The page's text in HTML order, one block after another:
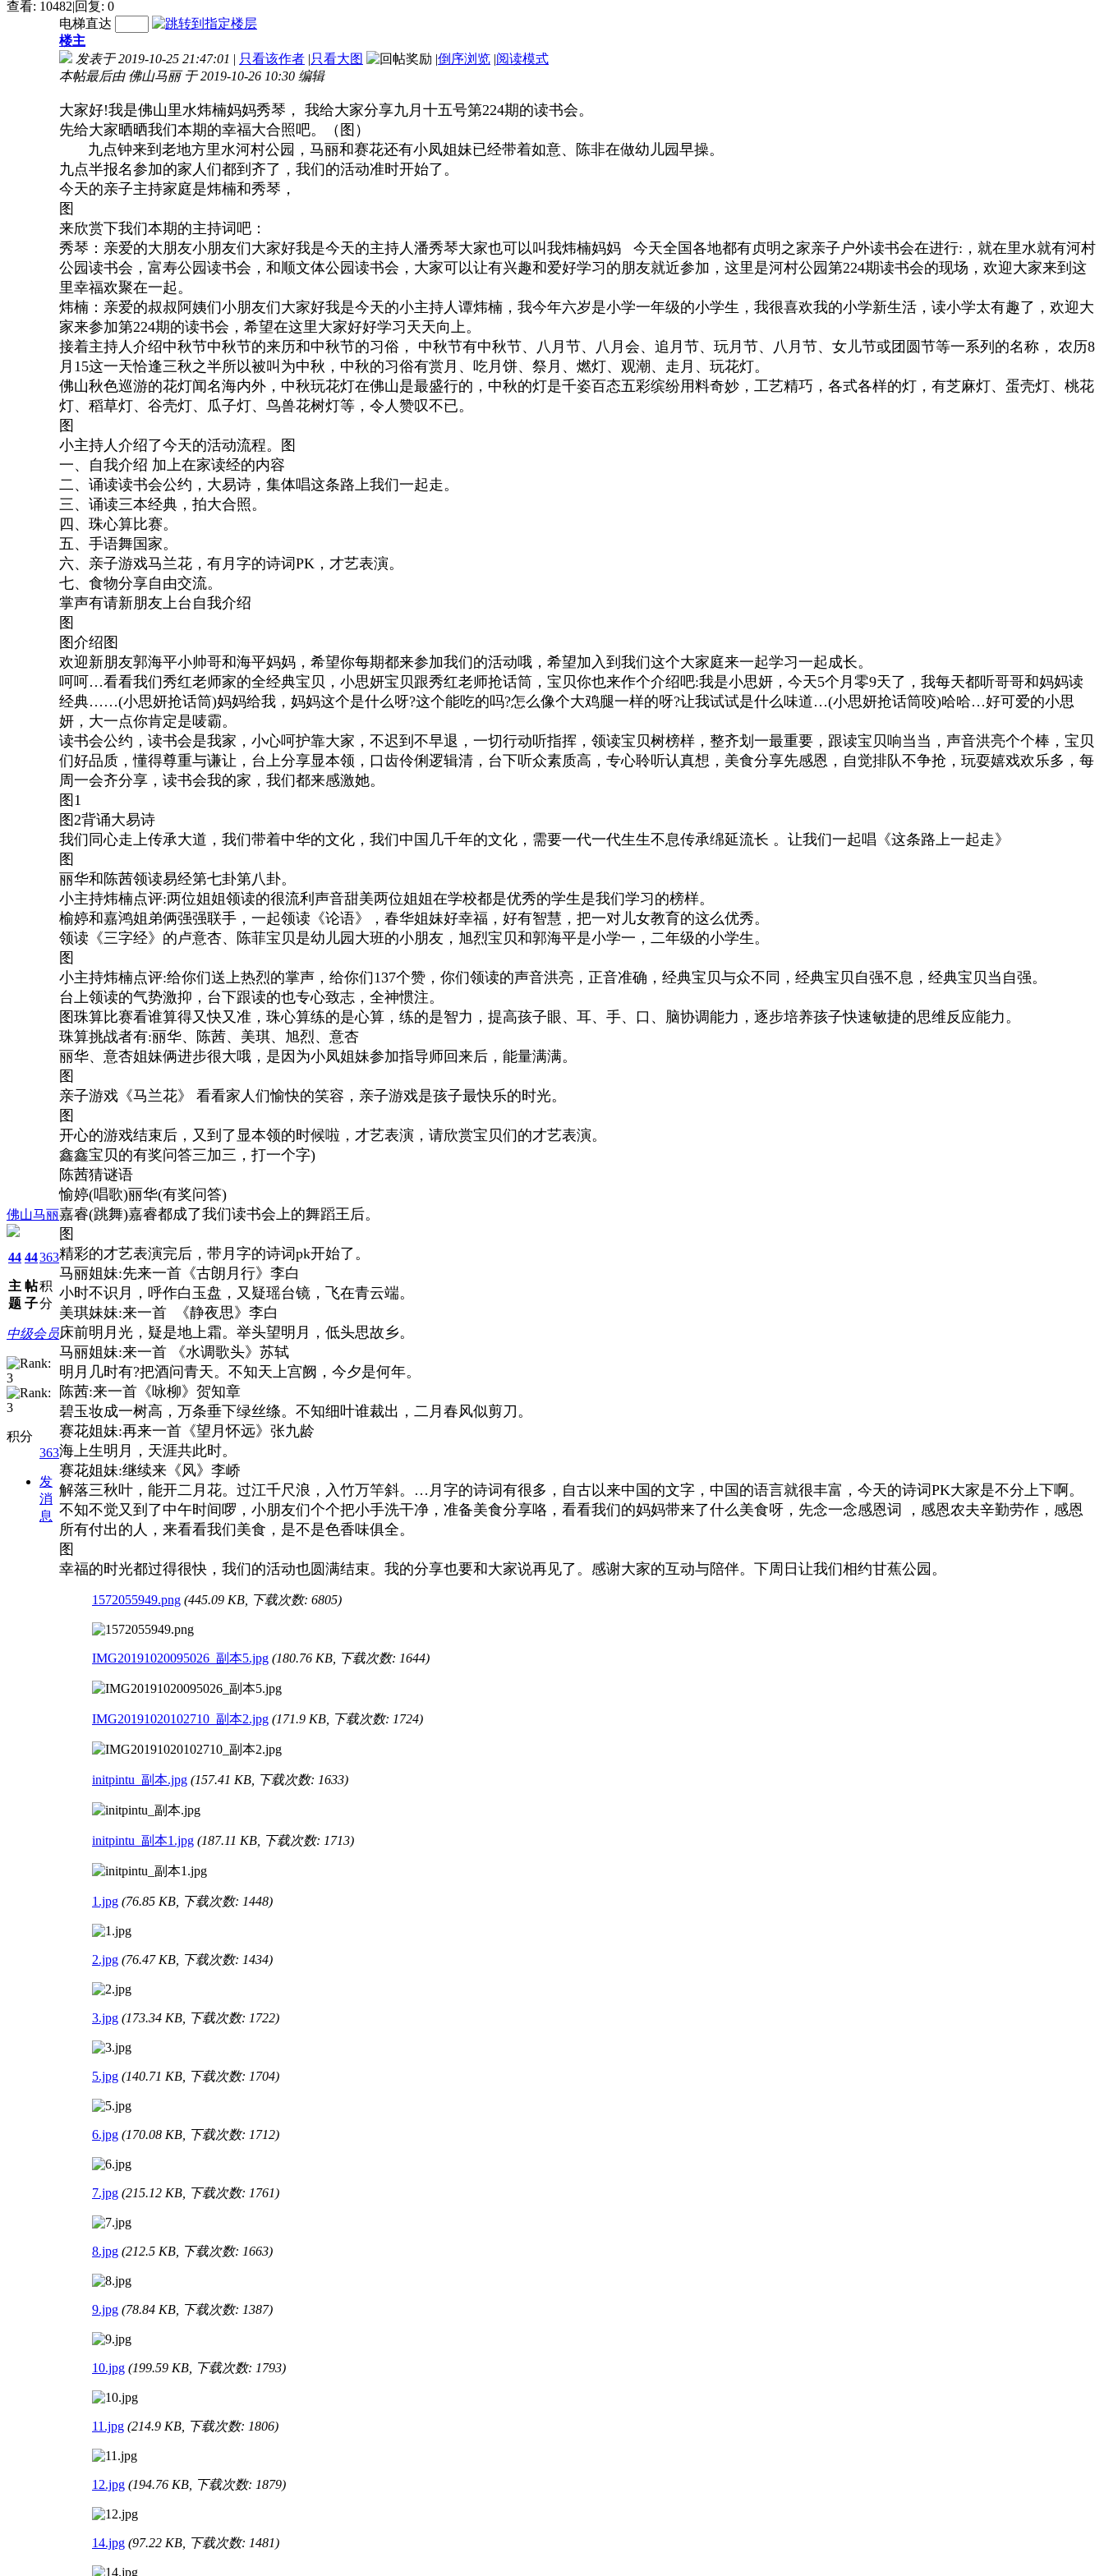
查看: 10482|回复: 0
佛山马丽
44
主
题
44
帖
子
363
积
分
中级会员
积分
363
发
消
息
电梯直达
楼主
发表于 2019-10-25 21:47:01 | 只看该作者 |只看大图 |倒序浏览 |阅读模式
本帖最后由 佛山马丽 于 2019-10-26 10:30 编辑
大家好!我是佛山里水炜楠妈妈秀琴， 我给大家分享九月十五号第224期的读书会。
先给大家晒晒我们本期的幸福大合照吧。（图）
九点钟来到老地方里水河村公园，马丽和赛花还有小凤姐妹已经带着如意、陈非在做幼儿园早操。
九点半报名参加的家人们都到齐了，我们的活动准时开始了。
今天的亲子主持家庭是炜楠和秀琴，
图
来欣赏下我们本期的主持词吧：
秀琴：亲爱的大朋友小朋友们大家好我是今天的主持人潘秀琴大家也可以叫我炜楠妈妈 今天全国各地都有贞明之家亲子户外读书会在进行:，就在里水就有河村
公园读书会，富寿公园读书会，和顺文体公园读书会，大家可以让有兴趣和爱好学习的朋友就近参加，这里是河村公园第224期读书会的现场，欢迎大家来到这
里幸福欢聚在一起。
炜楠：亲爱的叔叔阿姨们小朋友们大家好我是今天的小主持人谭炜楠，我今年六岁是小学一年级的小学生，我很喜欢我的小学新生活，读小学太有趣了，欢迎大
家来参加第224期的读书会，希望在这里大家好好学习天天向上。
接着主持人介绍中秋节中秋节的来历和中秋节的习俗， 中秋节有中秋节、八月节、八月会、追月节、玩月节、八月节、女儿节或团圆节等一系列的名称， 农历8
月15这一天恰逢三秋之半所以被叫为中秋，中秋的习俗有赏月、吃月饼、祭月、燃灯、观潮、走月、玩花灯。
佛山秋色巡游的花灯闻名海内外，中秋玩花灯在佛山是最盛行的，中秋的灯是千姿百态五彩缤纷用料奇妙，工艺精巧，各式各样的灯，有芝麻灯、蛋壳灯、桃花
灯、稻草灯、谷壳灯、瓜子灯、鸟兽花树灯等，令人赞叹不已。
图
小主持人介绍了今天的活动流程。图
一、自我介绍 加上在家读经的内容
二、诵读读书会公约，大易诗，集体唱这条路上我们一起走。
三、诵读三本经典，拍大合照。
四、珠心算比赛。
五、手语舞国家。
六、亲子游戏马兰花，有月字的诗词PK，才艺表演。
七、食物分享自由交流。
掌声有请新朋友上台自我介绍
图
图介绍图
欢迎新朋友郭海平小帅哥和海平妈妈，希望你每期都来参加我们的活动哦，希望加入到我们这个大家庭来一起学习一起成长。
呵呵…看看我们秀红老师家的全经典宝贝，小思妍宝贝跟秀红老师抢话筒，宝贝你也来作个介绍吧:我是小思妍，今天5个月零9天了，我每天都听哥哥和妈妈读
经典……(小思妍抢话筒)妈妈给我，妈妈这个是什么呀?这个能吃的吗?怎么像个大鸡腿一样的呀?让我试试是什么味道…(小思妍抢话筒咬)哈哈…好可爱的小思
妍，大一点你肯定是唛霸。
读书会公约，读书会是我家，小心呵护靠大家，不迟到不早退，一切行动听指挥，领读宝贝树榜样，整齐划一最重要，跟读宝贝响当当，声音洪亮个个棒，宝贝
们好品质，懂得尊重与谦让，台上分享显本领，口齿伶俐逻辑清，台下听众素质高，专心聆听认真想，美食分享先感恩，自觉排队不争抢，玩耍嬉戏欢乐多，每
周一会齐分享，读书会我的家，我们都来感激她。
图1
图2背诵大易诗
我们同心走上传承大道，我们带着中华的文化，我们中国几千年的文化，需要一代一代生生不息传承绵延流长 。让我们一起唱《这条路上一起走》
图
丽华和陈茜领读易经第七卦第八卦。
小主持炜楠点评:两位姐姐领读的很流利声音甜美两位姐姐在学校都是优秀的学生是我们学习的榜样。
榆婷和嘉鸿姐弟俩强强联手，一起领读《论语》，春华姐妹好幸福，好有智慧，把一对儿女教育的这么优秀。
领读《三字经》的卢意杏、陈菲宝贝是幼儿园大班的小朋友，旭烈宝贝和郭海平是小学一，二年级的小学生。
图
小主持炜楠点评:给你们送上热烈的掌声，给你们137个赞，你们领读的声音洪亮，正音准确，经典宝贝与众不同，经典宝贝自强不息，经典宝贝当自强。
台上领读的气势激抑，台下跟读的也专心致志，全神惯注。
图珠算比赛看谁算得又快又准，珠心算练的是心算，练的是智力，提高孩子眼、耳、手、口、脑协调能力，逐步培养孩子快速敏捷的思维反应能力。
珠算挑战者有:丽华、陈茜、美琪、旭烈、意杏
丽华、意杏姐妹俩进步很大哦，是因为小凤姐妹参加指导师回来后，能量满满。
图
亲子游戏《马兰花》 看看家人们愉快的笑容，亲子游戏是孩子最快乐的时光。
图
开心的游戏结束后，又到了显本领的时候啦，才艺表演，请欣赏宝贝们的才艺表演。
鑫鑫宝贝的有奖问答三加三，打一个字)
陈茜猜谜语
愉婷(唱歌)丽华(有奖问答)
嘉睿(跳舞)嘉睿都成了我们读书会上的舞蹈王后。
图
精彩的才艺表演完后，带月字的诗词pk开始了。
马丽姐妹:先来一首《古朗月行》李白
小时不识月，呼作白玉盘，又疑瑶台镜，飞在青云端。
美琪妹妹:来一首 《静夜思》李白
床前明月光，疑是地上霜。举头望明月，低头思故乡。
马丽姐妹:来一首 《水调歌头》苏轼
明月几时有?把酒问青天。不知天上宫阙，今夕是何年。
陈茜:来一首《咏柳》贺知章
碧玉妆成一树高，万条垂下绿丝绦。不知细叶谁裁出，二月春风似剪刀。
赛花姐妹:再来一首《望月怀远》张九龄
海上生明月，天涯共此时。
赛花姐妹:继续来《风》李峤
解落三秋叶，能开二月花。过江千尺浪，入竹万竿斜。…月字的诗词有很多，自古以来中国的文字，中国的语言就很丰富，今天的诗词PK大家是不分上下啊。
不知不觉又到了中午时间啰，小朋友们个个把小手洗干净，准备美食分享咯，看看我们的妈妈带来了什么美食呀，先念一念感恩词 ，感恩农夫辛勤劳作，感恩
所有付出的人，来看看我们美食，是不是色香味俱全。
图
幸福的时光都过得很快，我们的活动也圆满结束。我的分享也要和大家说再见了。感谢大家的互动与陪伴。下周日让我们相约甘蕉公园。
1572055949.png (445.09 KB, 下载次数: 6805)
IMG20191020095026_副本5.jpg (180.76 KB, 下载次数: 1644)
IMG20191020102710_副本2.jpg (171.9 KB, 下载次数: 1724)
initpintu_副本.jpg (157.41 KB, 下载次数: 1633)
initpintu_副本1.jpg (187.11 KB, 下载次数: 1713)
1.jpg (76.85 KB, 下载次数: 1448)
2.jpg (76.47 KB, 下载次数: 1434)
3.jpg (173.34 KB, 下载次数: 1722)
5.jpg (140.71 KB, 下载次数: 1704)
6.jpg (170.08 KB, 下载次数: 1712)
7.jpg (215.12 KB, 下载次数: 1761)
8.jpg (212.5 KB, 下载次数: 1663)
9.jpg (78.84 KB, 下载次数: 1387)
10.jpg (199.59 KB, 下载次数: 1793)
11.jpg (214.9 KB, 下载次数: 1806)
12.jpg (194.76 KB, 下载次数: 1879)
14.jpg (97.22 KB, 下载次数: 1481)